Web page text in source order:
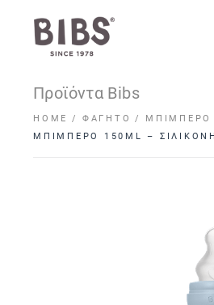
Προϊόντα Bibs
HOME ΦΑΓΗΤΌ ΜΠΙΜΠΕΡΌ
ΜΠΙΜΠΕΡΟ 150ML –